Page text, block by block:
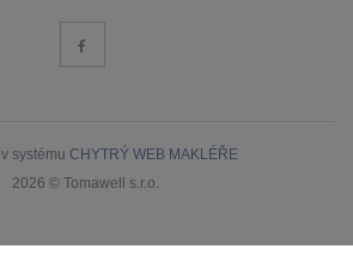
systému CHYTRÝ WEB MAKLÉŘE
2026 © Tomawell s.r.o.